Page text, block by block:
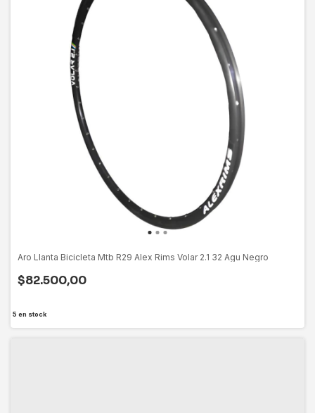
Aro Llanta Bicicleta Mtb R29 Alex Rims Volar 2.1 32 Agu Negro
$82.500,00
5 en stock